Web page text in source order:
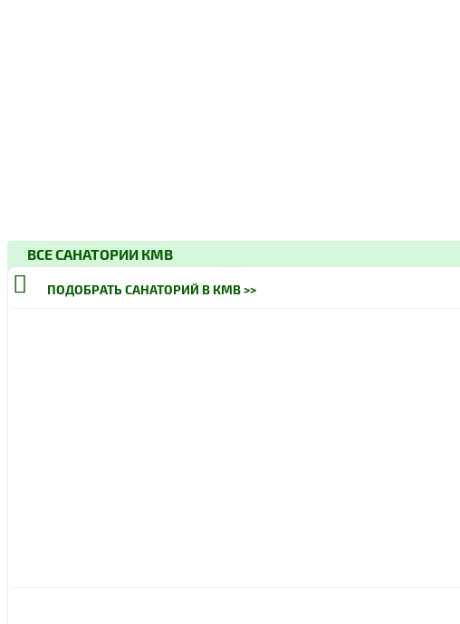
ВСЕ САНАТОРИИ КМВ
ПОДОБРАТЬ САНАТОРИЙ В КМВ >>